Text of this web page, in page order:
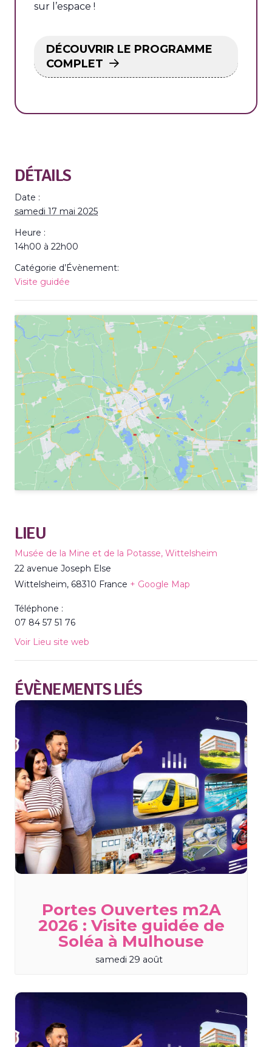
sur l’espace !
DÉCOUVRIR LE PROGRAMME
COMPLET
DÉTAILS
Date :
samedi 17 mai 2025
Heure :
14h00 à 22h00
Catégorie d’Évènement:
Visite guidée
LIEU
Musée de la Mine et de la Potasse, Wittelsheim
22 avenue Joseph Else
Wittelsheim, 68310 France + Google Map
Téléphone :
07 84 57 51 76
Voir Lieu site web
ÉVÈNEMENTS LIÉS
Portes Ouvertes m2A
2026 : Visite guidée de
Soléa à Mulhouse
samedi 29 août